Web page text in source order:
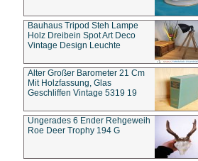
Bauhaus Tripod Steh Lampe
Holz Dreibein Spot Art Deco
Vintage Design Leuchte
Alter Großer Barometer 21 Cm
Mit Holzfassung, Glas
Geschliffen Vintage 5319 19
Ungerades 6 Ender Rehgeweih
Roe Deer Trophy 194 G